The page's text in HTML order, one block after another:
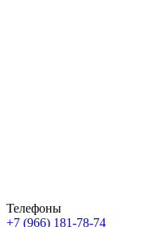
Телефоны
+7 (966) 181-78-74